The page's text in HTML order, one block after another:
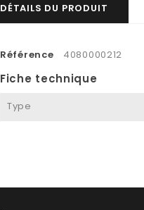
DÉTAILS DU PRODUIT
Référence 4080000212
Fiche technique
Type